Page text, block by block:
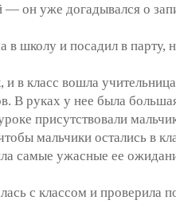
он уже догадывался о
и посадил в парту,
в класс вошла
В руках у нее была
присутствовали
мальчики остались в
самые ужасные ее
с классом и проверила